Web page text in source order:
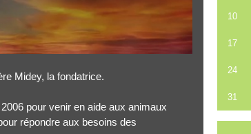
Midey, la fondatrice.
pour venir en aide aux animaux
répondre aux besoins des
10
17
24
31